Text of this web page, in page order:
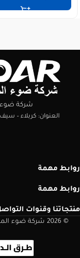
شركة ضوء
العنوان: كربلاء –
روابط مهمة
روابط مهمة
منتجاتنا وقنوات
© 2026 شركة ضوء المدار للتجارة العامة المحدودة – كربلاء، العراق